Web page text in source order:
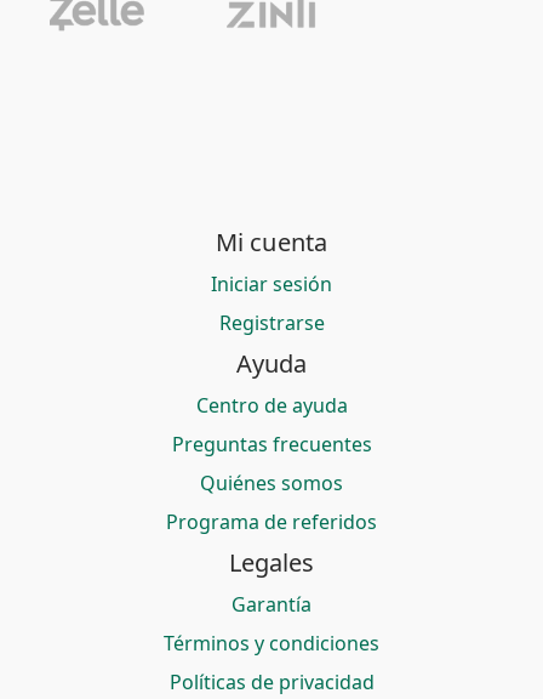
Mi cuenta
Iniciar sesión
Registrarse
Ayuda
Centro de ayuda
Preguntas frecuentes
Quiénes somos
Programa de referidos
Legales
Garantía
Términos y condiciones
Políticas de privacidad